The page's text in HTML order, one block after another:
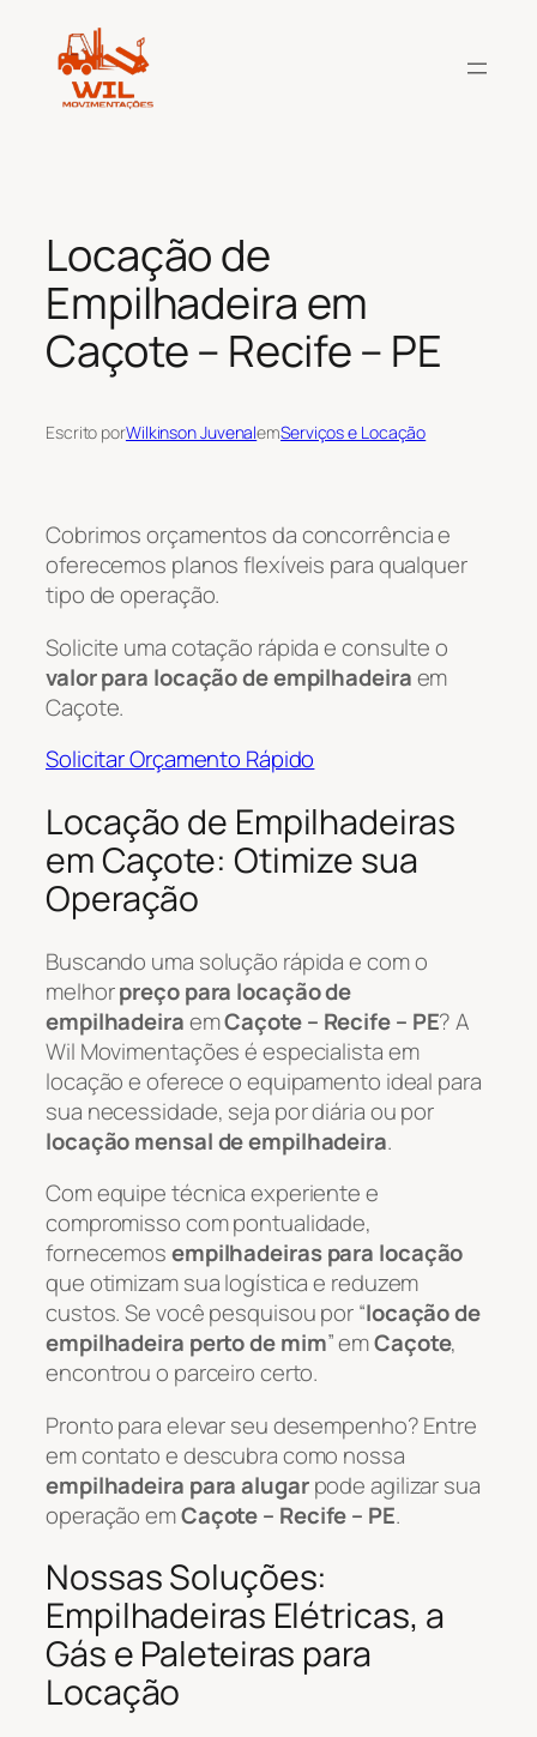
conteúdo
Locação de
Empilhadeira em
Caçote – Recife – PE
Escrito porWilkinson JuvenalemServiços e Locação
Cobrimos orçamentos da concorrência e
oferecemos planos flexíveis para qualquer
tipo de operação.
Solicite uma cotação rápida e consulte o
valor para locação de empilhadeiraem
Caçote.
Solicitar Orçamento Rápido
Locação de Empilhadeiras
em Caçote: Otimize sua
Operação
Buscando uma solução rápida e com o
melhorpreço para locação de
empilhadeiraemCaçote – Recife – PE? A
Wil Movimentações é especialista em
locação e oferece o equipamento ideal para
sua necessidade, seja por diária ou por
locação mensal de empilhadeira.
Com equipe técnica experiente e
compromisso com pontualidade,
fornecemosempilhadeiras para locação
que otimizam sua logística e reduzem
custos. Se você pesquisou por “locação de
empilhadeira perto de mim” emCaçote,
encontrou o parceiro certo.
Pronto para elevar seu desempenho? Entre
em contato e descubra como nossa
empilhadeira para alugarpode agilizar sua
operação emCaçote – Recife – PE.
Nossas Soluções:
Empilhadeiras Elétricas, a
Gás e Paleteiras para
Locação